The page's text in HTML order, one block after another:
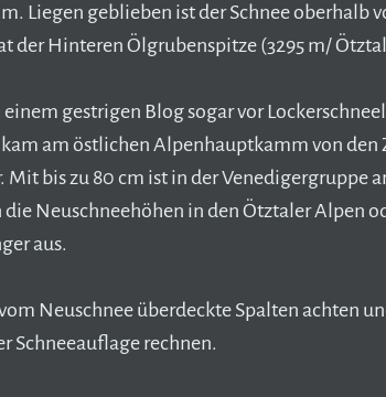
Liegen geblieben ist der Schnee oberhalb
der Hinteren Ölgrubenspitze (3295 m/
gestrigen Blog sogar vor
am östlichen Alpenhauptkamm von
bis zu 80 cm ist in der Venedigergruppe
Neuschneehöhen in den Ötztaler Alpen
aus.
Neuschnee überdeckte Spalten achten
Schneeauflage rechnen.